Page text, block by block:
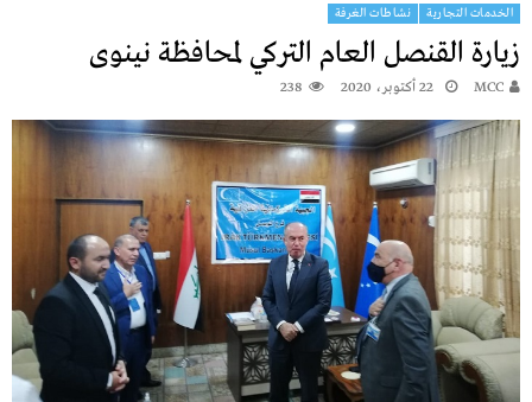
الخدمات التجارية نشاطات الغرفة
زيارة القنصل العام التركي لمحافظة نينوى
MCC 22 أكتوبر، 2020 238